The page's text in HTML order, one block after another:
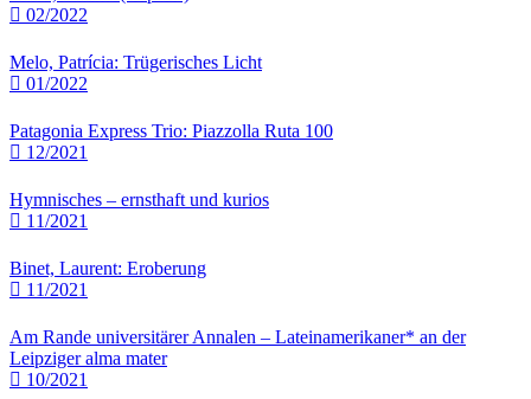
02/2022
Melo, Patrícia: Trügerisches Licht
01/2022
Patagonia Express Trio: Piazzolla Ruta 100
12/2021
Hymnisches – ernsthaft und kurios
11/2021
Binet, Laurent: Eroberung
11/2021
Am Rande universitärer Annalen – Lateinamerikaner* an der
Leipziger alma mater
10/2021